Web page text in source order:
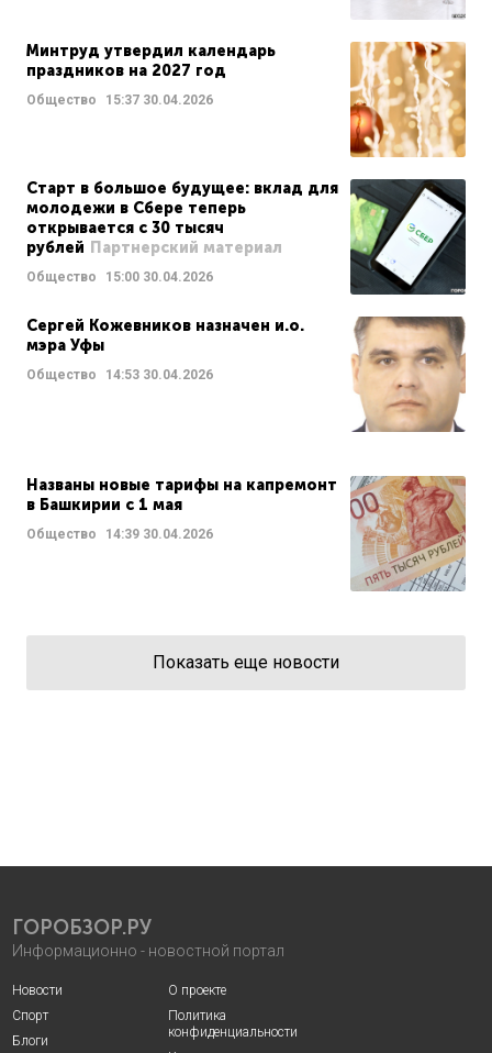
Минтруд утвердил календарь
праздников на 2027 год
Общество 15:37 30.04.2026
Старт в большое будущее: вклад для
молодежи в Сбере теперь
открывается с 30 тысяч
рублей Партнерский материал
Общество 15:00 30.04.2026
Сергей Кожевников назначен и.о.
мэра Уфы
Общество 14:53 30.04.2026
Названы новые тарифы на капремонт
в Башкирии с 1 мая
Общество 14:39 30.04.2026
Показать еще новости
ГОРОБЗОР.РУ
Информационно - новостной портал
Новости
Спорт
Блоги
О проекте
Политика
конфиденциальности